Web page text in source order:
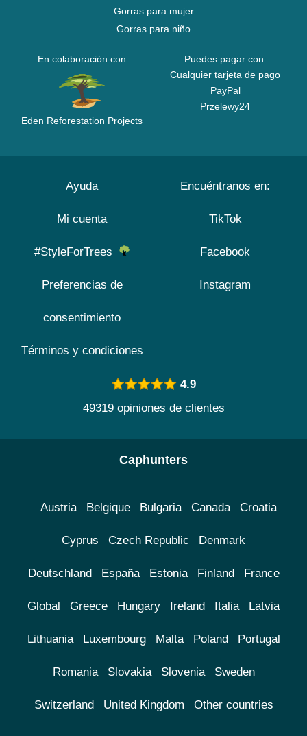
Gorras para mujer
Gorras para niño
En colaboración con
Eden Reforestation Projects
Puedes pagar con:
Cualquier tarjeta de pago
PayPal
Przelewy24
Ayuda
Mi cuenta
#StyleForTrees
Preferencias de
consentimiento
Términos y condiciones
Encuéntranos en:
TikTok
Facebook
Instagram
4.9
49319 opiniones de clientes
Caphunters
Austria Belgique Bulgaria Canada Croatia
Cyprus Czech Republic Denmark
Deutschland España Estonia Finland France
Global Greece Hungary Ireland Italia Latvia
Lithuania Luxembourg Malta Poland Portugal
Romania Slovakia Slovenia Sweden
Switzerland United Kingdom Other countries